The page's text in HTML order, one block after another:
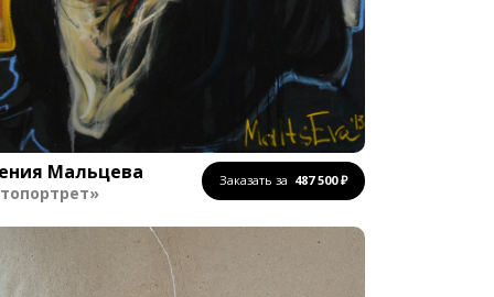
Мальцева Заказать за 487 500 ₽